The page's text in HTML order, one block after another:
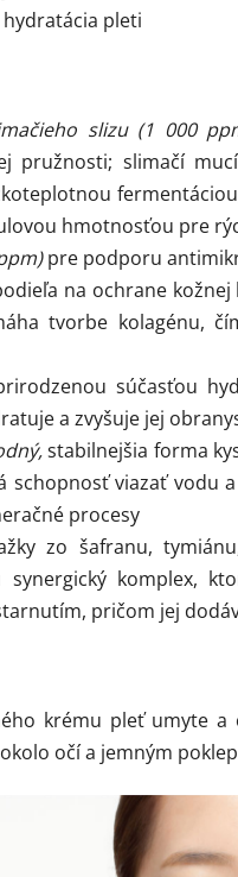
pleti
slizu (1 000
pružnosti; slimačí
hmotnosťou pre
pre podporu
na ochrane
tvorbe kolagénu,
súčasťou
a zvyšuje jej
stabilnejšia forma
schopnosť viazať vodu
procesy
zo šafranu,
synergický komplex,
pričom jej
krému pleť umyte
očí a jemným